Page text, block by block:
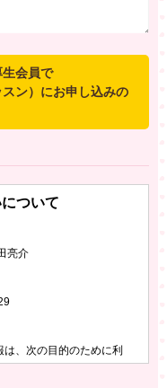
会員で
ン）にお申し込みの
場合、お一人ず
ーポンコード
ついて
亮介
は、次の目的のために利